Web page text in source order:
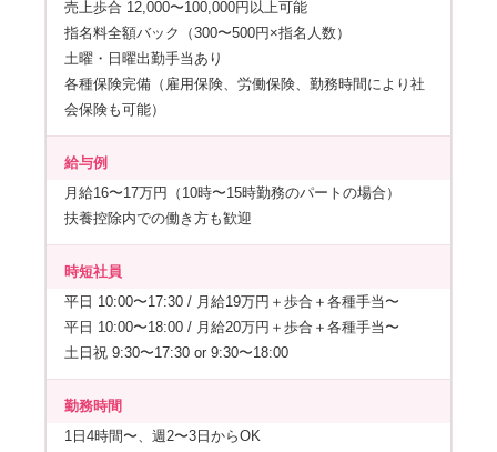
売上歩合 12,000〜100,000円以上可能
指名料全額バック（300〜500円×指名人数）
土曜・日曜出勤手当あり
各種保険完備（雇用保険、労働保険、勤務時間により社
会保険も可能）
給与例
月給16〜17万円（10時〜15時勤務のパートの場合）
扶養控除内での働き方も歓迎
時短社員
平日 10:00〜17:30 / 月給19万円＋歩合＋各種手当〜
平日 10:00〜18:00 / 月給20万円＋歩合＋各種手当〜
土日祝 9:30〜17:30 or 9:30〜18:00
勤務時間
1日4時間〜、週2〜3日からOK